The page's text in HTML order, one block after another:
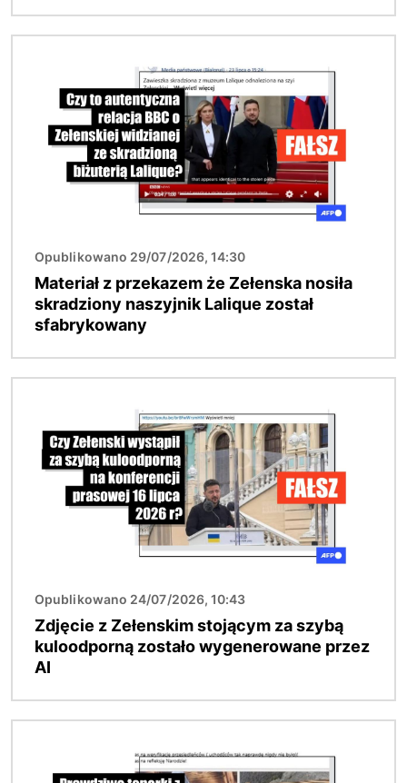
Opublikowano 29/07/2026, 14:30
Materiał z przekazem że Zełenska nosiła
skradziony naszyjnik Lalique został
sfabrykowany
Opublikowano 24/07/2026, 10:43
Zdjęcie z Zełenskim stojącym za szybą
kuloodporną zostało wygenerowane przez
AI